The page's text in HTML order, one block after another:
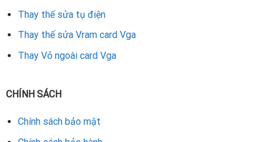
Thay thế sửa tụ điện
Thay thế sửa Vram card Vga
Thay Vỏ ngoài card Vga
CHÍNH SÁCH
Chính sách bảo mật